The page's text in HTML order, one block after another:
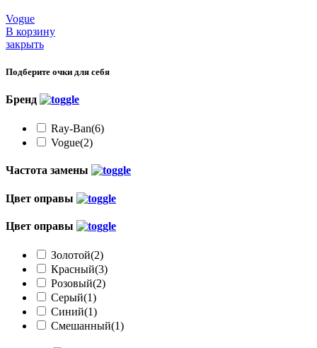
Vogue
В корзину
закрыть
Подберите очки для себя
Бренд
Ray-Ban(6)
Vogue(2)
Частота замены
Цвет оправы
Цвет оправы
Золотой(2)
Красный(3)
Розовый(2)
Серый(1)
Синий(1)
Смешанный(1)